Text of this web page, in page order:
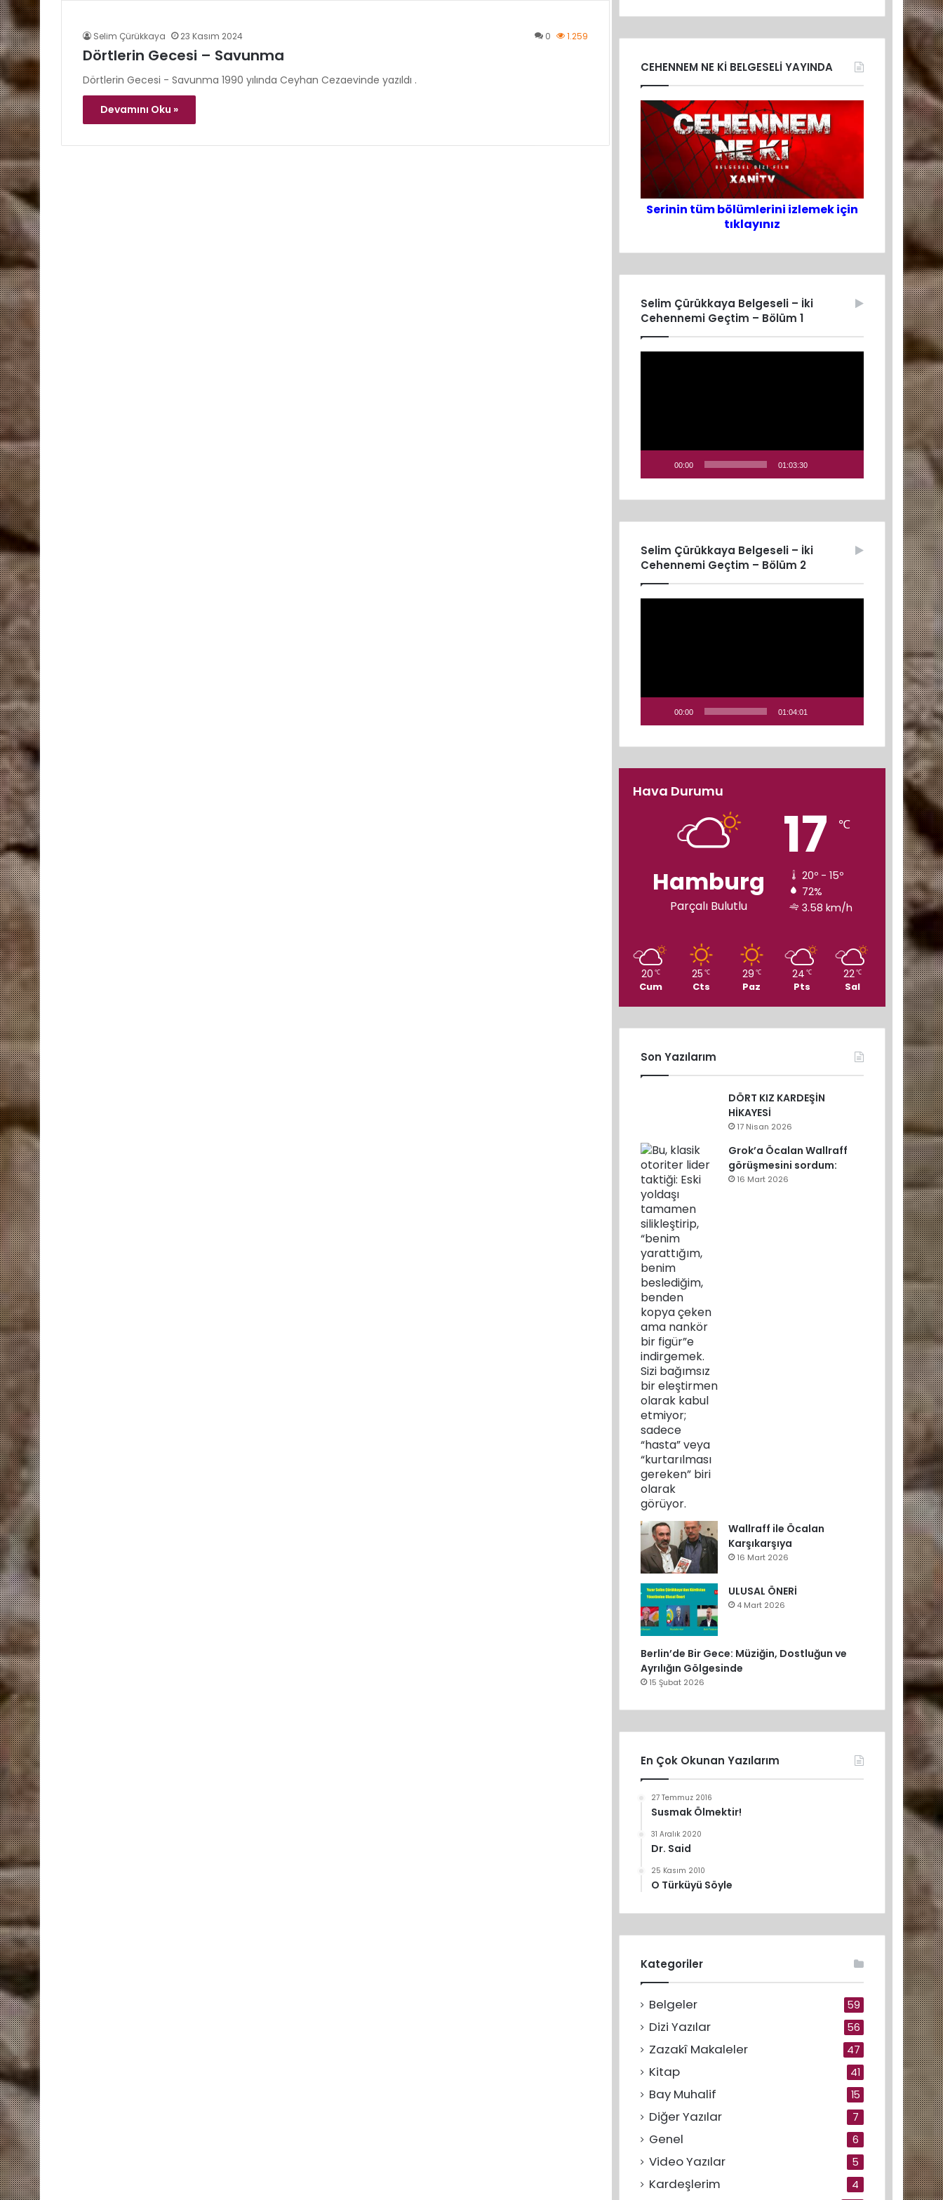
Selim Çürükkaya 23 Kasım 2024 0 1.259
Dörtlerin Gecesi – Savunma
Dörtlerin Gecesi - Savunma 1990 yılında Ceyhan Cezaevinde yazıldı .
Devamını Oku »
CEHENNEM NE Kİ BELGESELİ YAYINDA
Serinin tüm bölümlerini izlemek için
tıklayınız
Selim Çürükkaya Belgeseli – İki
Cehennemi Geçtim – Bölüm 1
00:00 01:03:30
Selim Çürükkaya Belgeseli – İki
Cehennemi Geçtim – Bölüm 2
00:00 01:04:01
Hava Durumu
Hamburg
Parçalı Bulutlu
17 ℃
20º - 15º
72%
3.58 km/h
20 ℃
Cum
25 ℃
Cts
29 ℃
Paz
24 ℃
Pts
22℃
Sal
Son Yazılarım
DÖRT KIZ KARDEŞİN
HİKAYESİ
17 Nisan 2026
Grok’a Öcalan Wallraff
görüşmesini sordum:
16 Mart 2026
Wallraff ile Öcalan
Karşıkarşıya
16 Mart 2026
ULUSAL ÖNERİ
4 Mart 2026
Berlin’de Bir Gece: Müziğin, Dostluğun ve
Ayrılığın Gölgesinde
15 Şubat 2026
En Çok Okunan Yazılarım
27 Temmuz 2016
Susmak Ölmektir!
31 Aralık 2020
Dr. Said
25 Kasım 2010
O Türküyü Söyle
Kategoriler
Belgeler 59
Dizi Yazılar 56
Zazakî Makaleler 47
Kitap 41
Bay Muhalif 15
Diğer Yazılar 7
Genel 6
Video Yazılar 5
Kardeşlerim 4